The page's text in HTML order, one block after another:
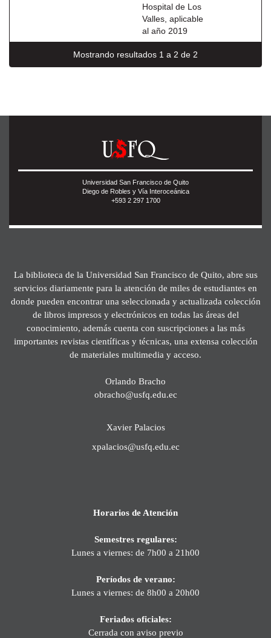
Hospital de Los
Valles, aplicable
al año 2019
Mostrando resultados 1 a 2 de 2
Universidad San Francisco de Quito
Diego de Robles y Vía Interoceánica
+593 2 297 1700
La biblioteca de la Universidad San Francisco de Quito, abre sus
servicios diariamente para la atención de miles de estudiantes en
donde pueden encontrar una seleccionada y actualizada colección
de libros impresos y electrónicos en todas las áreas del
conocimiento, además cuenta con suscripciones a las más
importantes revistas científicas y técnicas, una extensa colección
de materiales multimedia y acceso.
Orlando Bracho
obracho@usfq.edu.ec
Xavier Palacios
xpalacios@usfq.edu.ec
Horarios de Atención
Semestres regulares:
Lunes a viernes: de 7h00 a 21h00
Períodos de verano:
Lunes a viernes: de 8h00 a 20h00
Feriados oficiales:
Cerrada con aviso previo